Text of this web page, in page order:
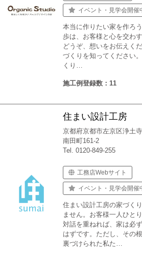
イベント・見学会開催
本当に作りたい家を作ろ
歩は、お客様と心を交わ
どうぞ、想いをお伝えく
づくりを知ってください
くり…
施工例登録数：11
住まい設計工房
京都府京都市左京区浄土
南田町161-2
Tel. 0120-849-255
工務店Webサイト
イベント・見学会開催
住まい設計工房の家づく
ません。お客様一人ひと
対話を重ねれば、家は必
はずです。ただし、その
裏づけられた私た…